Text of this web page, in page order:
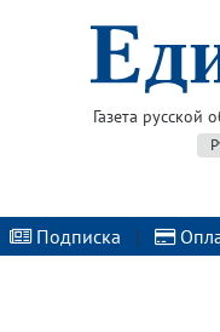
Газета русской
Подписка |